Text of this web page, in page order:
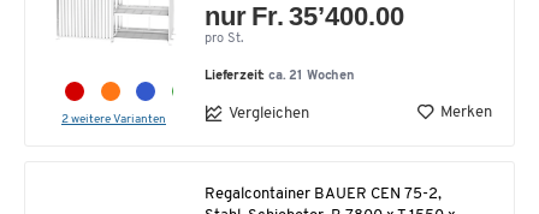
2 weitere Varianten
nur Fr. 35’400.00
pro St.
Lieferzeit:ca. 21 Wochen
Vergleichen Merken
Regalcontainer BAUER CEN 75-2,